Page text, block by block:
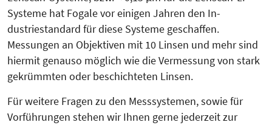
Systeme hat Fogale vor einigen Jahren den In­
dustriestandard für diese Systeme geschaffen.
Messungen an Objektiven mit 10 Linsen und mehr sind
hiermit genauso möglich wie die Vermessung von stark
gekrümmten oder beschichteten Linsen.
Für weitere Fragen zu den Mess­sys­temen, sowie für
Vorfüh­run­gen stehen wir Ihnen gerne jederzeit zur